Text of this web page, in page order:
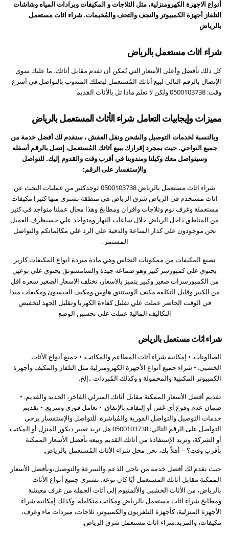
أنواع الاجهزة الكهرومنزلية، مثل الثلاجات و المكيفات وبرادات المياه وشاشات
التلفاز أجهزة الكمبيوتر والنجف والتحف والمُخيمات. شراء اثاث مستعمل
بالرياض
شراء اثاث مستعمل بالرياض
كل ذلك بأفضل وأعلى الأسعار التي يُمكن أن تقدم مقابل أثاثك، ما عليك سوى
الإتصال بالرقم التالي لبيع أثاثك المُستعمل ليصلك المندوب بالتواصل في أسرع
وقت: 0500103738 ولكن لا تعلم ماذا تل بالأثاث القديم
مميزات وإيجابيات التعامل شراء الأثاث المستعمل بالرياض
وبالنسبة لخدمات التوصيل والشحن ونقل العفش ، سنقدم لك أفضل خدمة من
جميع النواحي. حيث بمجرد إقرارك ببيع أثاثك المُستعمل، إتصل بالرقم أسفله
وسيتواصل معك وكيلنا ومندوبنا في أقرب وقت والقدوم إليك. للتواصل
والإستفسار على الرقم:
شراء اثاث مستعمل بالرياض 0500103738 توجدكثير من عمليات البحث عن
اثاث مستخدم في الرياض شرق الرياض هي منطقة نشتري منها كثيرا مكيفات
مستعملة وغرف نوم وثلاجات وافران ومطابخ وهذا مجال عملنا متواجد في كثير
من المناطق داخل الرياض خلال ساعات النهار ومتواجد علي حسبظرف العميل
نحن موجودون علي كدار الساعة والدقية علي الرد علي مكالماتكم والتواصل
المستمر .
تصنع المكيفات من ممكونات النحاس وهي مادة مبردة انواع المكيفات كارير
يحتوي علي كمبورسر كبير وهو صماعه جيدة والسامسونق يحتوي علي نوعين
من الكمبورسرات صغير وكبير يتميز بالاسعار، تختلف الاسعار الصغير سعره اقل
من الكبير وقليل التكلفة مكيف الوستتنق هاوس ومكيف الجبسون ومكيفات ميدا
في الوقت الحاضر عملت علي تقليل كفاءة الكهربا وتقليل الجهد لتخفيض
التكاليف المالية عملت علي تحسين الوضع
شراء اثاث مستعمل بالرياض
الصالونات. • إمكانية شراء أثاث المطاعم والمكاتب. • جميع أنواع الأثاث
الخشبي. • شراء جميع أنواع الأجهزة الكهرومنزلية مثل التلفاز والمكيف وأجهزة
الكمبيوتر المكتبية والمحمولة و وكذلك المُبردات ..إلخ.
تقديم أفضل الأسعار الممكنة مقابل أثاثك المنزلي الفاخر، الجديد والقديم. •
ضمان عدم وقوع أي غش أو إلتفاف بالإتفاق. • تعامل فوري وسريع. • تقديم
خدمات التوصيل والتواصل الفورية والمُباشرة. للتواصل والإستفسار يرجى
التواصل على الرقم التالي: 0500103738 هل تريد تغيير ديكور المنزل أو المكتب
أو الشركة، وتريد الإستفادة من أثاثك القديم وبيعه بأفضل الأسعار الممكنة
بأقرب وقت؟ – أهلاً بك، نحن محل شراء الأثاث المُستعمل بالرياض.
حيث نقدم لك أفضل خدمة من ناحي الدعم والسرعة والتوصيل،وبأفضل الأسعار
الممكنة مقابل أثاثك المستعمل أيًا كان نوعه. نشتري جميع أنواع الأثاث
بالرياض، من الأثاث الخشبي والألمنيوم إلى أثاث الجملة من غرف معيشة
ومطابخ شراء اثاث مستعمل بالرياض ومكاتب متكاملة. وكذلك إمكانية شراء
الأجهزة المنزلية، كأجهزة التلفزيون والكمبيوتر، ثلاجات، مبردات ماء وغرف،
مكيفات، والمزيد.شراء اثاث مستعمل شرق الرياض.